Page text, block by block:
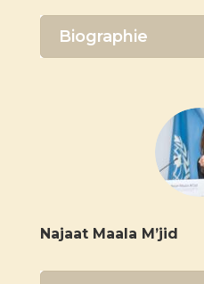
Biographie
Najaat Maala M’jid